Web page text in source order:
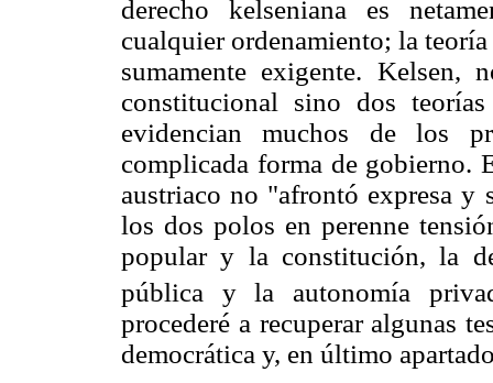
derecho kelseniana es
cualquier ordenamiento; la
sumamente exigente. Kelsen,
constitucional sino dos
evidencian muchos de los
complicada forma de gobierno.
austriaco no "afrontó expresa y
los dos polos en perenne
popular y la constitución, la
pública y la autonomía
procederé a recuperar algunas
democrática y, en último